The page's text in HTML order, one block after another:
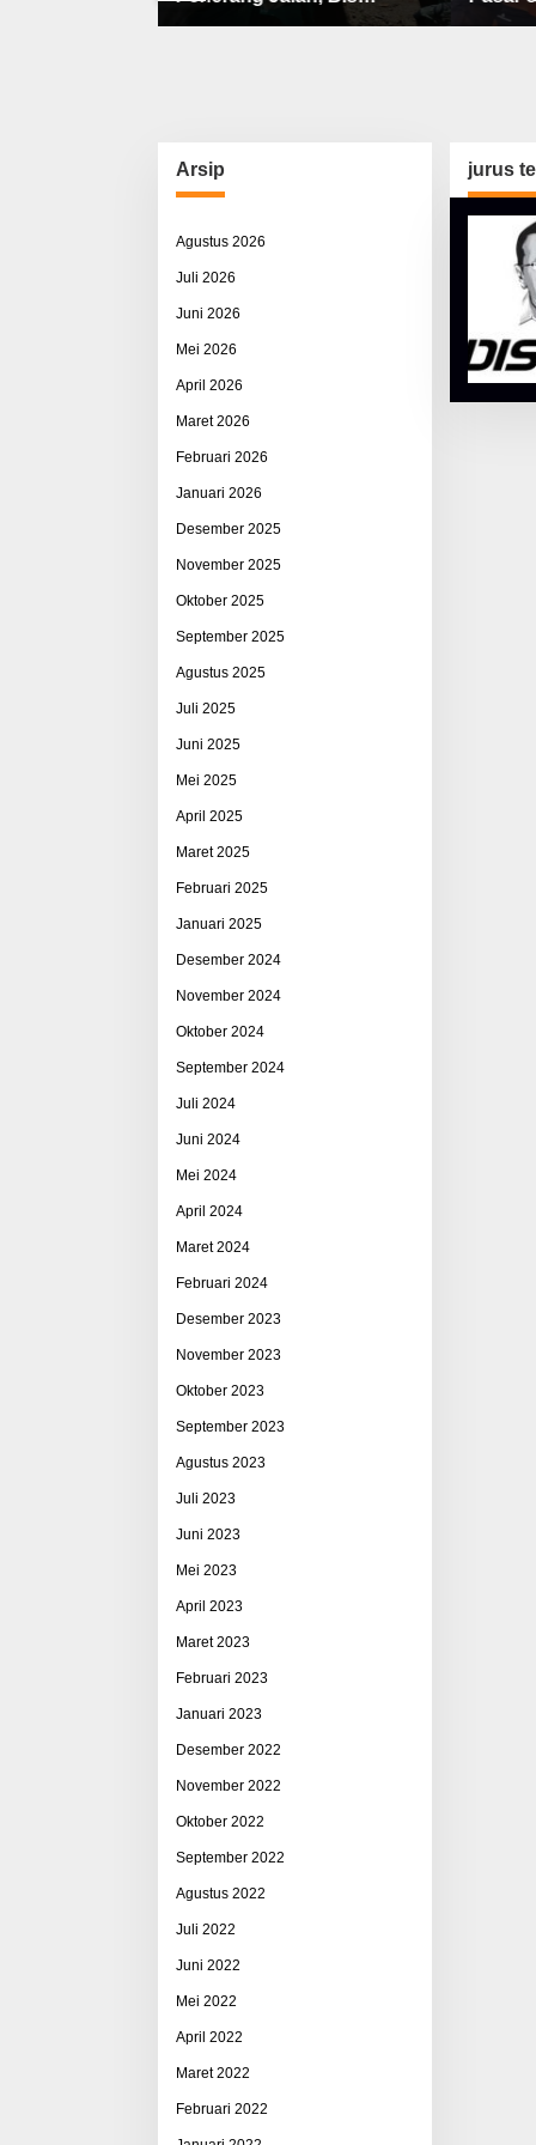
Sekolah, Jalan Rusak Berat
Arsip
Agustus 2026
Juli 2026
Juni 2026
Mei 2026
April 2026
Maret 2026
Februari 2026
Januari 2026
Desember 2025
November 2025
Oktober 2025
September 2025
Agustus 2025
Juli 2025
Juni 2025
Mei 2025
April 2025
Maret 2025
Februari 2025
Januari 2025
Desember 2024
November 2024
Oktober 2024
September 2024
Juli 2024
Juni 2024
Mei 2024
April 2024
Maret 2024
Februari 2024
Desember 2023
November 2023
Oktober 2023
September 2023
Agustus 2023
Juli 2023
Juni 2023
Mei 2023
April 2023
Maret 2023
Februari 2023
Januari 2023
Desember 2022
November 2022
Oktober 2022
September 2022
Agustus 2022
Juli 2022
Juni 2022
Mei 2022
April 2022
Maret 2022
Februari 2022
jurus